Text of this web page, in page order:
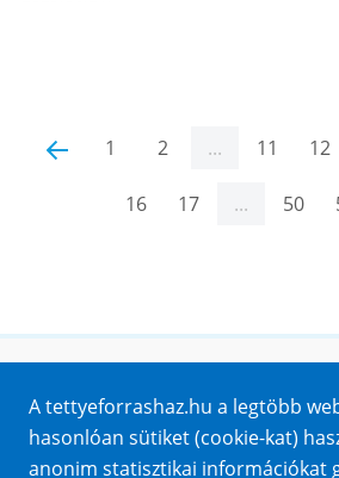
1 2 ... 11 12
16 17 ... 50
Impresszum
Sütik
A tettyeforrashaz.hu a legtöbb
hasonlóan sütiket (cookie-kat)
anonim statisztikai információkat